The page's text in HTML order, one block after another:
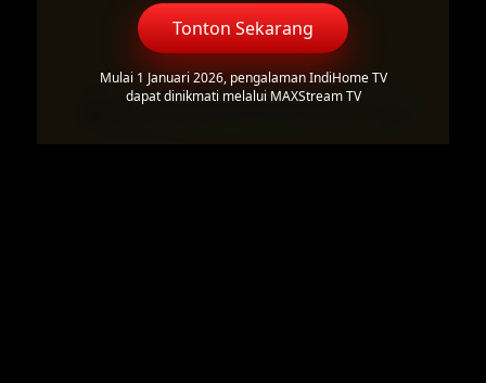
Tonton Sekarang
Mulai 1 Januari 2026, pengalaman IndiHome TV
dapat dinikmati melalui MAXStream TV